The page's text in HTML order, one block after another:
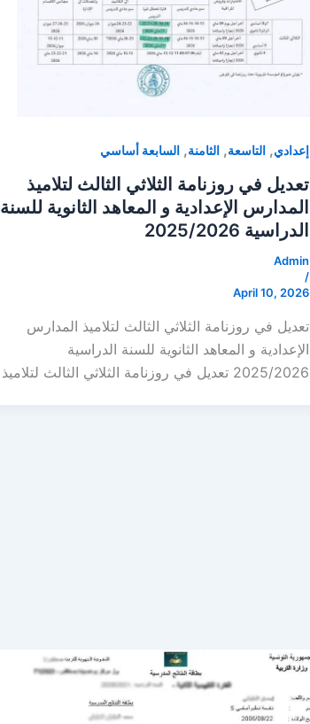
إعدادي, التاسعة, الثامنة, السابعة أساسي
تعديل في روزنامة الثلاثي الثالث لتلاميذ
المدارس الإعدادية و المعاهد الثانوية للسنة
الدراسية 2025/2026
Admin
/
April 10, 2026
تعديل في روزنامة الثلاثي الثالث لتلاميذ المدارس
الإعدادية و المعاهد الثانوية للسنة الدراسية
2025/2026 تعديل في روزنامة الثلاثي الثالث لتلاميذ